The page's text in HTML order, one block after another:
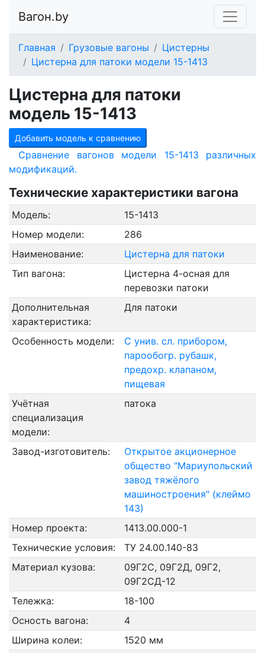
Вагон.by
Главная Грузовые вагоны
Цистерны
Цистерна для патоки модели 15-1413
Цистерна для патоки
модель 15-1413
Добавить модель к сравнению
Сравнение вагонов модели 15-1413 различных
модификаций.
Технические характеристики вагона
Модель:
15-1413
Номер модели:
286
Наименование:
Цистерна для патоки
Тип вагона:
Цистерна 4-осная для
перевозки патоки
Дополнительная
характеристика:
Для патоки
Особенность модели:
С унив. сл. прибором,
парообогр. рубашк,
предохр. клапаном,
пищевая
Учётная
специализация
модели:
патока
Завод-изготовитель:
Открытое акционерное
общество "Мариупольский
завод тяжёлого
машиностроения" (клеймо
143)
Номер проекта:
1413.00.000-1
Технические условия:
ТУ 24.00.140-83
Материал кузова:
09Г2С, 09Г2Д, 09Г2,
09Г2СД-12
Тележка:
18-100
Осность вагона:
4
Ширина колеи:
1520 мм